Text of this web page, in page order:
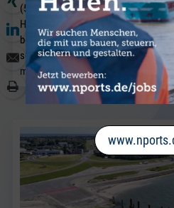
(51). Der gebürtige Bremer wechselt
Hafenwirtschaft in Bremen nach
bestehende Vertriebsteam Breakbulk,
seit vielen Jahren als Führungskraft
mehr lesen